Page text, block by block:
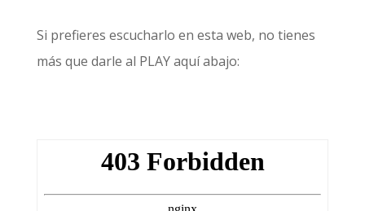
Si prefieres escucharlo en esta web, no tienes
más que darle al PLAY aquí abajo: